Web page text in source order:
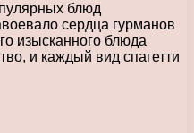
блюд
сердца гурманов
изысканного блюда
и каждый вид спагетти